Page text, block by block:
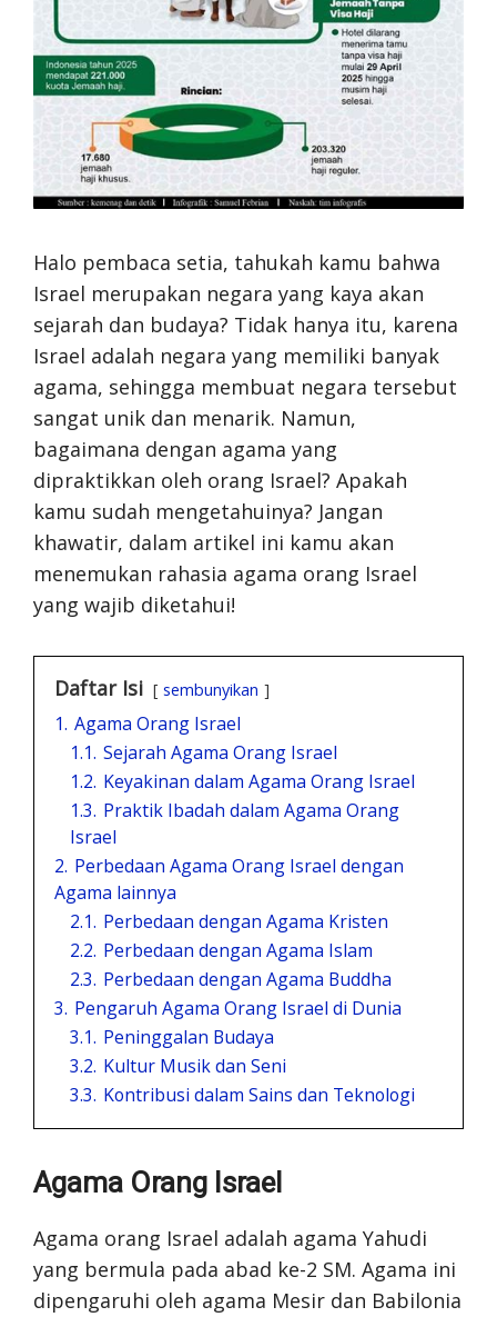
Halo pembaca setia, tahukah kamu bahwa
Israel merupakan negara yang kaya akan
sejarah dan budaya? Tidak hanya itu, karena
Israel adalah negara yang memiliki banyak
agama, sehingga membuat negara tersebut
sangat unik dan menarik. Namun,
bagaimana dengan agama yang
dipraktikkan oleh orang Israel? Apakah
kamu sudah mengetahuinya? Jangan
khawatir, dalam artikel ini kamu akan
menemukan rahasia agama orang Israel
yang wajib diketahui!
Daftar Isi sembunyikan
1. Agama Orang Israel
1.1. Sejarah Agama Orang Israel
1.2. Keyakinan dalam Agama Orang Israel
1.3. Praktik Ibadah dalam Agama Orang
Israel
2. Perbedaan Agama Orang Israel dengan
Agama lainnya
2.1. Perbedaan dengan Agama Kristen
2.2. Perbedaan dengan Agama Islam
2.3. Perbedaan dengan Agama Buddha
3. Pengaruh Agama Orang Israel di Dunia
3.1. Peninggalan Budaya
3.2. Kultur Musik dan Seni
3.3. Kontribusi dalam Sains dan Teknologi
Agama Orang Israel
Agama orang Israel adalah agama Yahudi
yang bermula pada abad ke-2 SM. Agama ini
dipengaruhi oleh agama Mesir dan Babilonia